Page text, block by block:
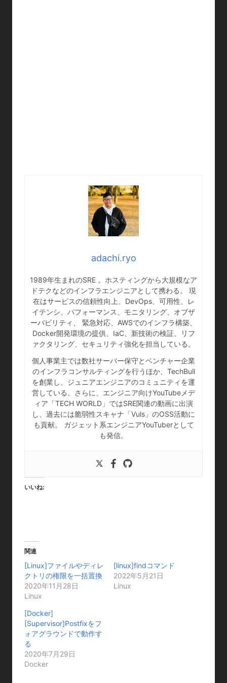
adachi.ryo
1989年生まれのSRE 。ホスティングから大規模なア
ドテクなどのインフラエンジニアとして携わる。 現
在はサービスの信頼性向上、DevOps、可用性、レ
イテンシ、パフォーマンス、モニタリング、オブザ
ーバビリティ、 緊急対応、AWSでのインフラ構築、
Docker開発環境の提供、IaC、新技術の検証、リフ
ァクタリング、セキュリティ強化を担当している。
個人事業主では数社サーバー保守とベンチャー企業
のインフラコンサルティングを行うほか、TechBull
を創業し、ジュニアエンジニアのコミュニティを運
営している。さらに、エンジニア向けYouTubeメデ
ィア「TECH WORLD」ではSRE関連の動画に出演
し、過去には脆弱性スキャナ「Vuls」のOSS活動に
も貢献。 ガジェット系エンジニアYouTuberとして
も発信。
いいね:
関連
[Linux]ファイルやディレ
クトリの権限を一括置換
2020年11月28日
Linux
[linux]findコマンド
2022年5月21日
Linux
[Docker]
[Supervisor]Postfixをフ
ォアグラウンドで動作す
る
2020年7月29日
Docker